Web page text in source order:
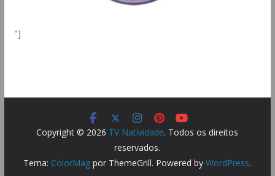
"]
Copyright © 2026 TV Natividade. Todos os direitos
reservados.
Tema: ColorMag por ThemeGrill. Powered byWordPress.